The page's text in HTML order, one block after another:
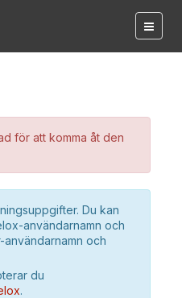
för att komma åt den
Du kan
användarnamn och
och
du
.